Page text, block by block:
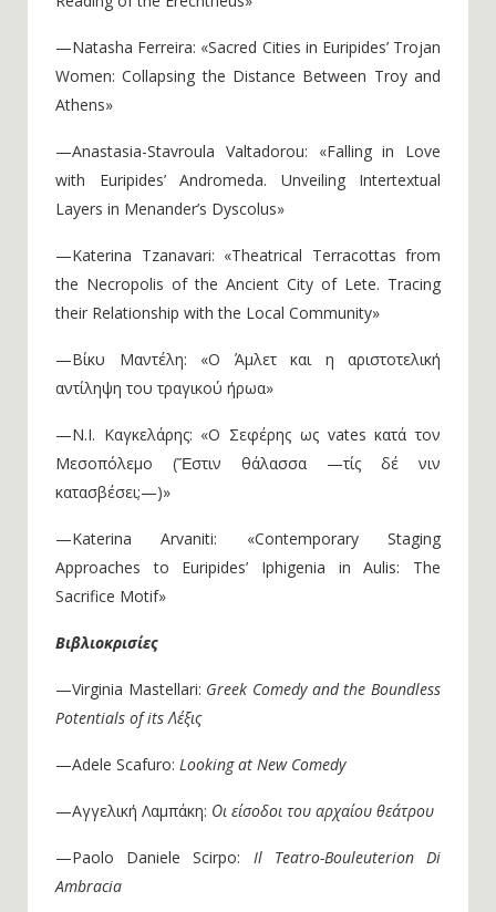
—Natasha Ferreira: «Sacred Cities in Euripides’ Trojan
Women: Collapsing the Distance Between Troy and
Athens»
—Anastasia-Stavroula Valtadorou: «Falling in Love
with Euripides’ Andromeda. Unveiling Intertextual
Layers in Menander’s Dyscolus»
—Katerina Tzanavari: «Theatrical Terracottas from
the Necropolis of the Ancient City of Lete. Tracing
their Relationship with the Local Community»
—Βίκυ Μαντέλη: «Ο Άμλετ και η αριστοτελική
αντίληψη του τραγικού ήρωα»
—Ν.Ι. Καγκελάρης: «Ο Σεφέρης ως vates κατά τον
Μεσοπόλεμο (Ἔστιν θάλασσα —τίς δέ νιν
κατασβέσει;—)»
—Katerina Arvaniti: «Contemporary Staging
Approaches to Euripides’ Iphigenia in Aulis: The
Sacrifice Motif»
Βιβλιοκρισίες
—Virginia Mastellari: Greek Comedy and the Boundless
Potentials of its Λέξις
—Adele Scafuro: Looking at New Comedy
—Αγγελική Λαμπάκη: Οι είσοδοι του αρχαίου θεάτρου
—Paolo Daniele Scirpo: Il Teatro-Bouleuterion Di
Ambracia